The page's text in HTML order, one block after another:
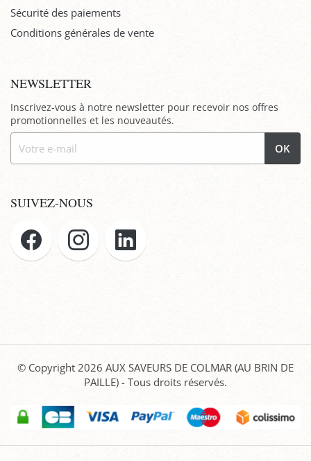
Sécurité des paiements
Conditions générales de vente
NEWSLETTER
Inscrivez-vous à notre newsletter pour recevoir nos offres
promotionnelles et les nouveautés.
OK
SUIVEZ-NOUS
© Copyright 2026 AUX SAVEURS DE COLMAR (AU BRIN DE
PAILLE) - Tous droits réservés.